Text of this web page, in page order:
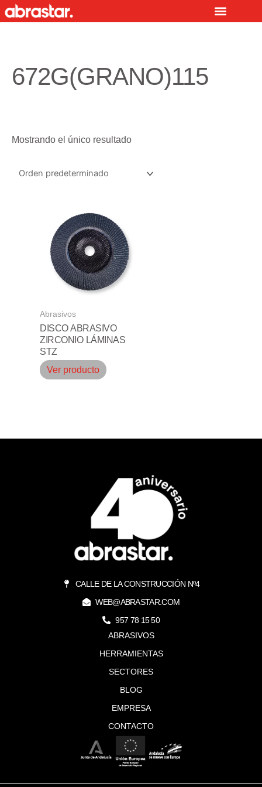
al
672G(GRANO)115
Mostrando el único resultado
Abrasivos
DISCO ABRASIVO
ZIRCONIO LÁMINAS
STZ
Ver producto
ABRASIVOS
HERRAMIENTAS
SECTORES
BLOG
EMPRESA
CONTACTO
CALLE DE LA CONSTRUCCIÓN Nº4
WEB@ABRASTAR.COM
957 78 15 50